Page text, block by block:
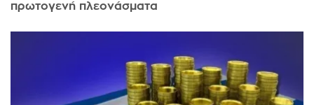
πρωτογενή πλεονάσματα